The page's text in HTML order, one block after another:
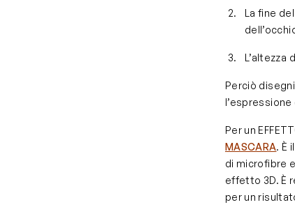
La fine
L’altezza
Perciò
l’espressione
Per un
MASCARA. È
di microfibre
effetto 3D. È
per un